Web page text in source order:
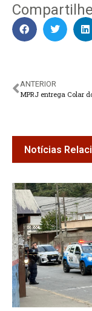
ANTERIOR
Notícias